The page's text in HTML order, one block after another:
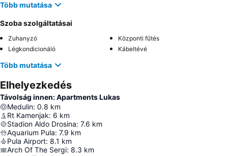
Több mutatása
Szoba szolgáltatásai
Zuhanyzó
Központi fűtés
Légkondicionáló
Kábeltévé
Több mutatása
Elhelyezkedés
Távolság innen: Apartments Lukas
Medulin: 0.8 km
Rt Kamenjak: 6 km
Stadion Aldo Drosina: 7.6 km
Aquarium Pula: 7.9 km
Pula Airport: 8.1 km
Arch Of The Sergi: 8.3 km